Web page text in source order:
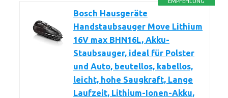
Bosch Hausgeräte
Handstaubsauger Move Lithium
16V max BHN16L, Akku-
Staubsauger, ideal für Polster
und Auto, beutellos, kabellos,
leicht, hohe Saugkraft, Lange
Laufzeit, Lithium-Ionen-Akku,